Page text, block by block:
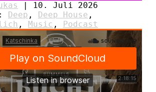
10. Juli 2026
Deep , Deep House ,
, Music , Podcast